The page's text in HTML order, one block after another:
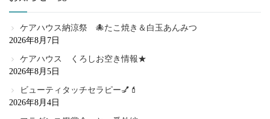
ケアハウス納涼祭 🐙たこ焼き＆白玉あんみつ
2026年8月7日
ケアハウス くろしお空き情報★
2026年8月5日
ビューティタッチセラピー💅💄
2026年8月4日